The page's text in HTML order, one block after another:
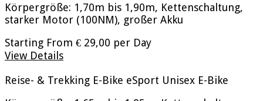
Körpergröße: 1,70m bis 1,90m, Kettenschaltung,
starker Motor (100NM), großer Akku
Starting From € 29,00 per Day
View Details
Reise- & Trekking E-Bike eSport Unisex E-Bike